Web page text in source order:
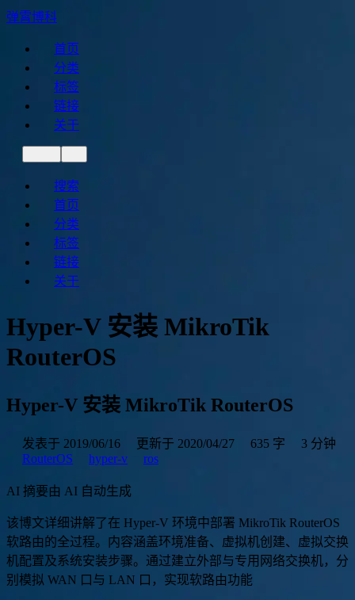
弹霄博科
首页
分类
标签
链接
关于
搜索
首页
分类
标签
链接
关于
Hyper-V 安装 MikroTik
RouterOS
Hyper-V 安装 MikroTik RouterOS
发表于 2019/06/16 更新于 2020/04/27 635 字
3 分钟
RouterOS
hyper-v ros
AI 摘要由 AI 自动生成
该博文详细讲解了在 Hyper-V 环境中部署 MikroTik RouterOS
软路由的全过程。 内容涵盖环境准备、 虚拟机创 建、 虚拟交换
机配置及系统安装步骤。 通过建立外部与专用 网 络交换机， 分
别 模拟 WAN 口 与 LAN 口 ， 实现软路由功能